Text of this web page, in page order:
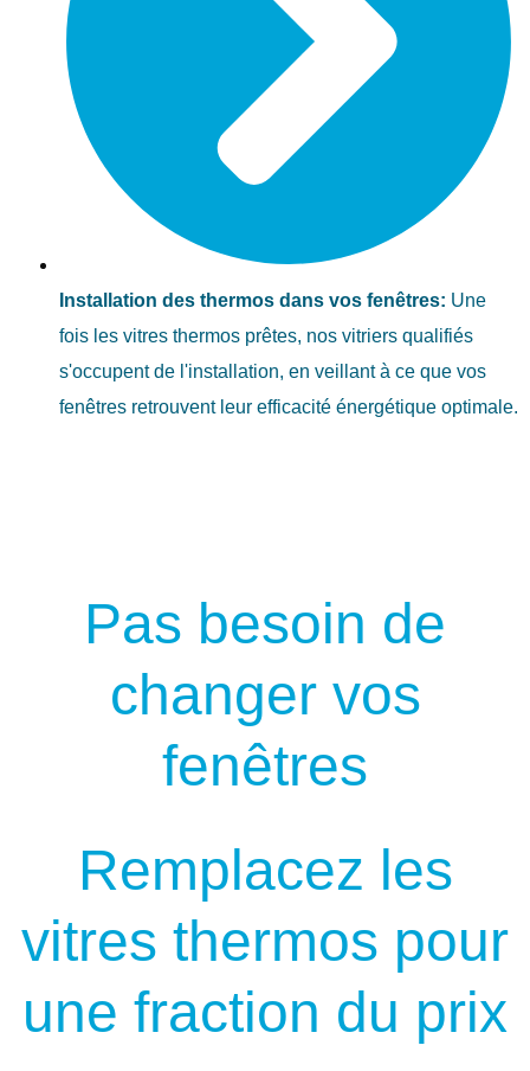
Installation des thermos dans vos fenêtres: Une
fois les vitres thermos prêtes, nos vitriers qualifiés
s'occupent de l'installation, en veillant à ce que vos
fenêtres retrouvent leur efficacité énergétique optimale.
Pas besoin de
changer vos
fenêtres
Remplacez les
vitres thermos pour
une fraction du prix